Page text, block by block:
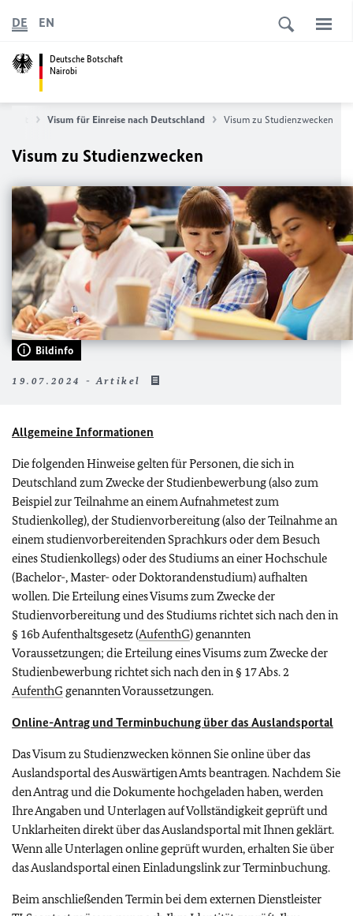
Deutsche Botschaft
Nairobi
DE EN
Visum für Einreise nach Deutschland Visum zu Studienzwecken
Visum zu Studienzwecken
Bildinfo
19.07.2024 - Artikel
Allgemeine Informationen
Die folgenden Hinweise gelten für Personen, die sich in
Deutschland zum Zwecke der Studienbewerbung (also zum
Beispiel zur Teilnahme an einem Aufnahmetest zum
Studienkolleg), der Studienvorbereitung (also der Teilnahme an
einem studienvorbereitenden Sprachkurs oder dem Besuch
eines Studienkollegs) oder des Studiums an einer Hochschule
(Bachelor-, Master- oder Doktorandenstudium) aufhalten
wollen. Die Erteilung eines Visums zum Zwecke der
Studienvorbereitung und des Studiums richtet sich nach den in
§ 16b Aufenthaltsgesetz (AufenthG) genannten
Voraussetzungen; die Erteilung eines Visums zum Zwecke der
Studienbewerbung richtet sich nach den in § 17 Abs. 2
AufenthG genannten Voraussetzungen.
Online-Antrag und Terminbuchung über das Auslandsportal
Das Visum zu Studienzwecken können Sie online über das
Auslandsportal des Auswärtigen Amts beantragen. Nachdem Sie
den Antrag und die Dokumente hochgeladen haben, werden
Ihre Angaben und Unterlagen auf Vollständigkeit geprüft und
Unklarheiten direkt über das Auslandsportal mit Ihnen geklärt.
Wenn alle Unterlagen online geprüft wurden, erhalten Sie über
das Auslandsportal einen Einladungslink zur Terminbuchung.
Beim anschließenden Termin bei dem externen Dienstleister